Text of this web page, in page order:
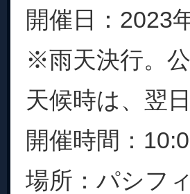
開催日：2023
※雨天決行。
天候時は、翌
開催時間：
場所：パシフ